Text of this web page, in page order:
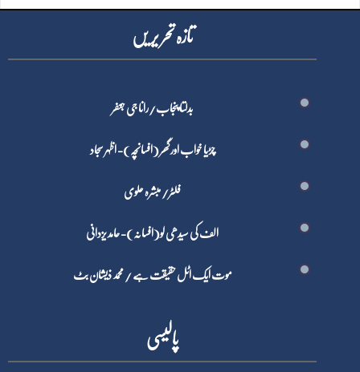
تازہ تحر یر یں
بدلتا پنجاب/رانا جی جعفر
چڑیا خواب اور گھر (افسانچہ)- اظہر سجاد
فلٹر/ مبشرہ علوی
الف کی سیدھی لو(افسانہ)- حامد یزدانی
موت ایک اٹل حقیقت ہے / محمد ذیشان بٹ
پالیسی